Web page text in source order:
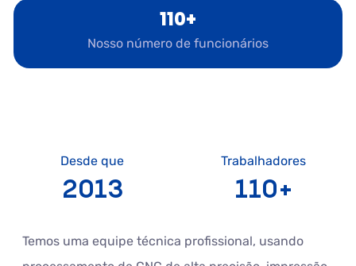
110+
Nosso número de funcionários
Desde que
2013
Trabalhadores
110+
Temos uma equipe técnica profissional, usando